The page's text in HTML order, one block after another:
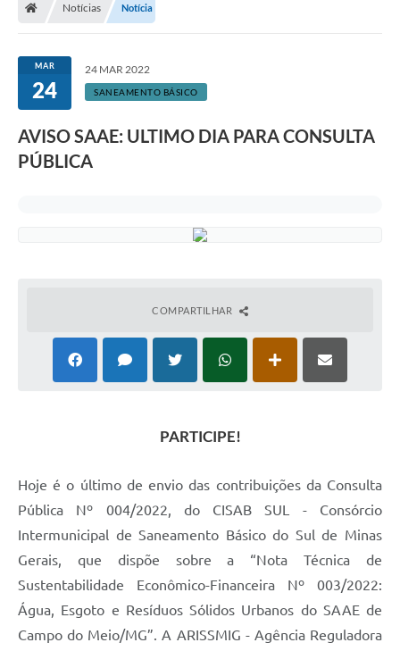
Notícias Notícia
MAR
24
24 MAR 2022
SANEAMENTO BÁSICO
AVISO SAAE: ULTIMO DIA PARA CONSULTA
PÚBLICA
COMPARTILHAR
PARTICIPE!
Hoje é o último de envio das contribuições da Consulta
Pública Nº 004/2022, do CISAB SUL - Consórcio
Intermunicipal de Saneamento Básico do Sul de Minas
Gerais, que dispõe sobre a “Nota Técnica de
Sustentabilidade Econômico-Financeira Nº 003/2022:
Água, Esgoto e Resíduos Sólidos Urbanos do SAAE de
Campo do Meio/MG”. A ARISSMIG - Agência Reguladora